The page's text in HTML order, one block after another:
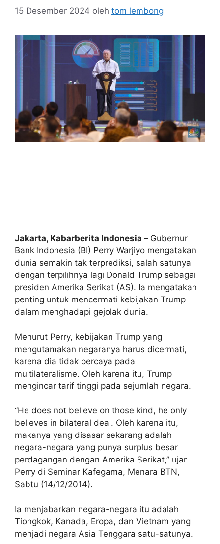
15 Desember 2024 oleh tom lembong
Jakarta, Kabarberita Indonesia – Gubernur
Bank Indonesia (BI) Perry Warjiyo mengatakan
dunia semakin tak terprediksi, salah satunya
dengan terpilihnya lagi Donald Trump sebagai
presiden Amerika Serikat (AS). Ia mengatakan
penting untuk mencermati kebijakan Trump
dalam menghadapi gejolak dunia.
Menurut Perry, kebijakan Trump yang
mengutamakan negaranya harus dicermati,
karena dia tidak percaya pada
multilateralisme. Oleh karena itu, Trump
mengincar tarif tinggi pada sejumlah negara.
“He does not believe on those kind, he only
believes in bilateral deal. Oleh karena itu,
makanya yang disasar sekarang adalah
negara-negara yang punya surplus besar
perdagangan dengan Amerika Serikat,” ujar
Perry di Seminar Kafegama, Menara BTN,
Sabtu (14/12/2014).
Ia menjabarkan negara-negara itu adalah
Tiongkok, Kanada, Eropa, dan Vietnam yang
menjadi negara Asia Tenggara satu-satunya.